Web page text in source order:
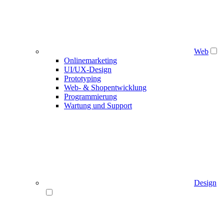
Web
Onlinemarketing
UI/UX-Design
Prototyping
Web- & Shopentwicklung
Programmierung
Wartung und Support
Design